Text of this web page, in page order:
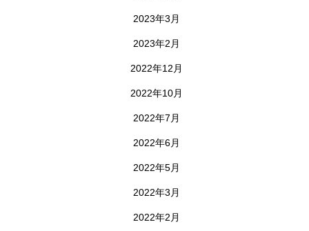
2023年3月
2023年2月
2022年12月
2022年10月
2022年7月
2022年6月
2022年5月
2022年3月
2022年2月